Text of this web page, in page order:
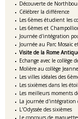
Découverte de
Célébrer la différence
Les 6èmes étudient les
Les 6èmes et
Journée d'intégration
Journée au Parc Mosaïc
Visite de la Rome
Echange avec le collège
Molière au collège
Les villes idéales des
Les sixièmes dans les
Les meilleurs moments
La journée d'intégration
L'Odyssée des sixièmes
Le concours de